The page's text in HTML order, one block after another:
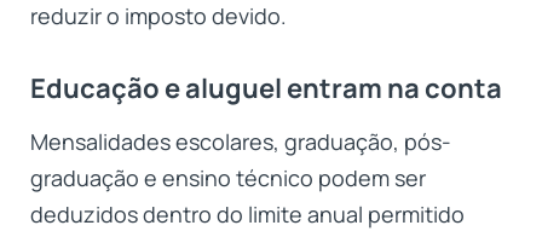
reduzir o imposto devido.
Educação e aluguel entram na conta
Mensalidades escolares, graduação, pós-
graduação e ensino técnico podem ser
deduzidos dentro do limite anual permitido